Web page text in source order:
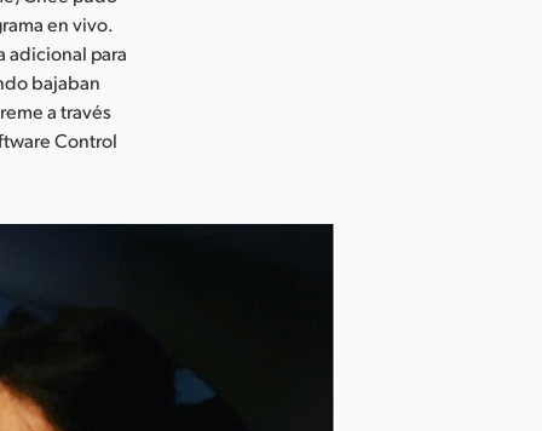
en vivo.
adicional para
bajaban
a través
Control